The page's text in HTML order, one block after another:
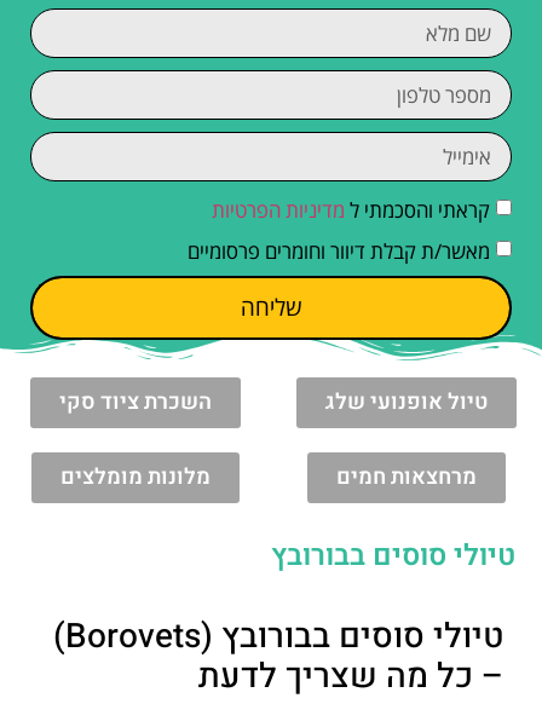
קראתי והסכמתי ל מדיניות הפרטיות
מאשר/ת קבלת דיוור וחומרים פרסומיים
שליחה
טיול אופנועי שלג השכרת ציוד סקי
מרחצאות חמים מלונות מומלצים
טיולי סוסים בבורובץ
טיולי סוסים בבורובץ (Borovets)
– כל מה שצריך לדעת